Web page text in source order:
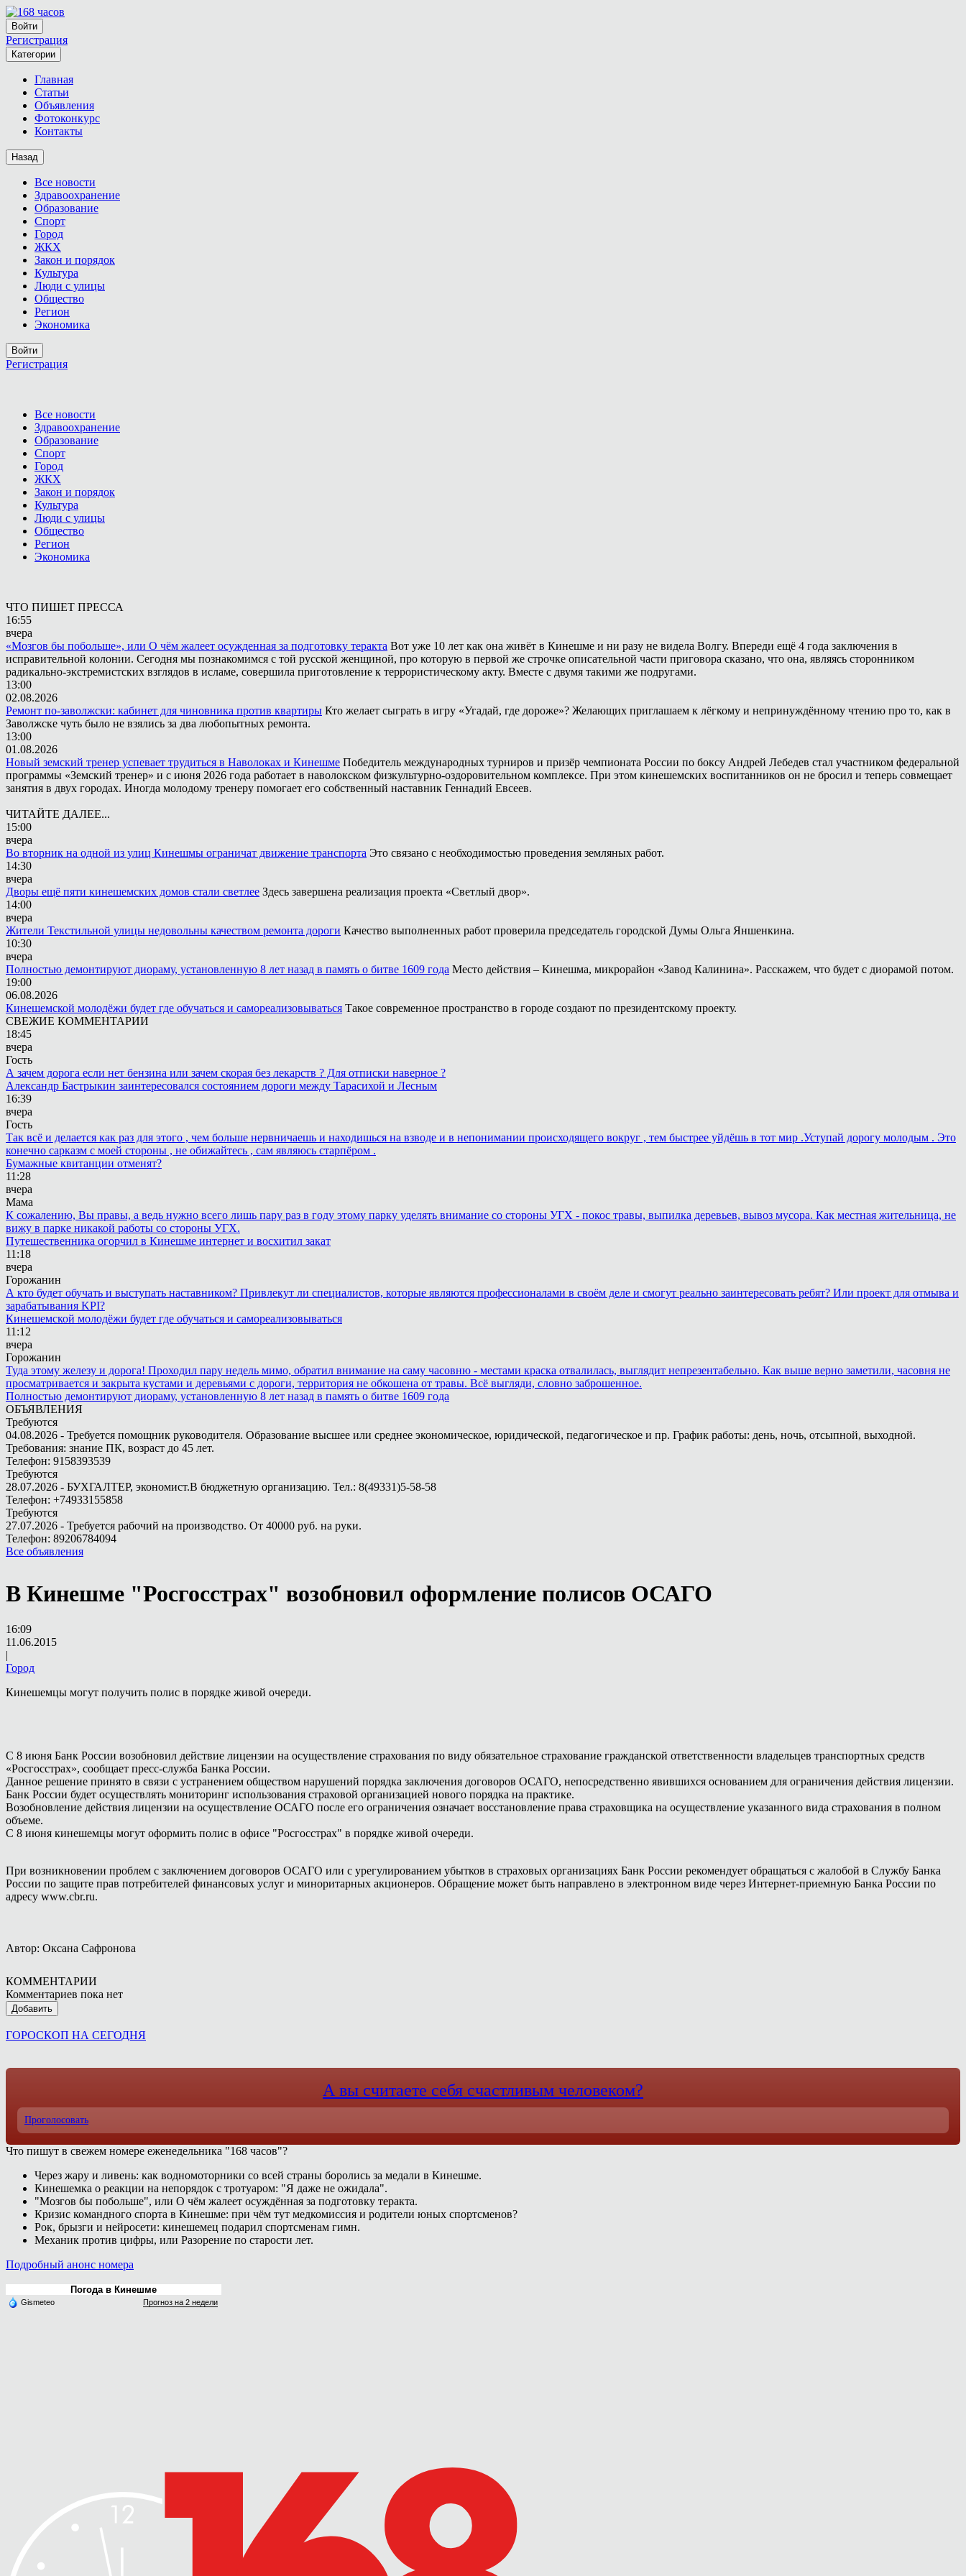
Войти
Регистрация
Категории
Главная
Статьи
Объявления
Фотоконкурс
Контакты
Назад
Все новости
Здравоохранение
Образование
Спорт
Город
ЖКХ
Закон и порядок
Культура
Люди с улицы
Общество
Регион
Экономика
Войти
Регистрация
Все новости
Здравоохранение
Образование
Спорт
Город
ЖКХ
Закон и порядок
Культура
Люди с улицы
Общество
Регион
Экономика
ЧТО ПИШЕТ ПРЕССА
16:55
вчера
«Мозгов бы побольше», или О чём жалеет осужденная за подготовку теракта Вот уже 10 лет как она живёт в Кинешме и ни разу не видела Волгу. Впереди ещё 4 года заключения в
исправительной колонии. Сегодня мы познакомимся с той русской женщиной, про которую в первой же строчке описательной части приговора сказано, что она, являясь сторонником
радикально-экстремистских взглядов в исламе, совершила приготовление к террористическому акту. Вместе с двумя такими же подругами.
13:00
02.08.2026
Ремонт по-заволжски: кабинет для чиновника против квартиры Кто желает сыграть в игру «Угадай, где дороже»? Желающих приглашаем к лёгкому и непринуждённому чтению про то, как в
Заволжске чуть было не взялись за два любопытных ремонта.
13:00
01.08.2026
Новый земский тренер успевает трудиться в Наволоках и Кинешме Победитель международных турниров и призёр чемпионата России по боксу Андрей Лебедев стал участником федеральной
программы «Земский тренер» и с июня 2026 года работает в наволокском физкультурно-оздоровительном комплексе. При этом кинешемских воспитанников он не бросил и теперь совмещает
занятия в двух городах. Иногда молодому тренеру помогает его собственный наставник Геннадий Евсеев.
ЧИТАЙТЕ ДАЛЕЕ...
15:00
вчера
Во вторник на одной из улиц Кинешмы ограничат движение транспорта Это связано с необходимостью проведения земляных работ.
14:30
вчера
Дворы ещё пяти кинешемских домов стали светлее Здесь завершена реализация проекта «Светлый двор».
14:00
вчера
Жители Текстильной улицы недовольны качеством ремонта дороги Качество выполненных работ проверила председатель городской Думы Ольга Яншенкина.
10:30
вчера
Полностью демонтируют диораму, установленную 8 лет назад в память о битве 1609 года Место действия – Кинешма, микрорайон «Завод Калинина». Расскажем, что будет с диорамой потом.
19:00
06.08.2026
Кинешемской молодёжи будет где обучаться и самореализовываться Такое современное пространство в городе создают по президентскому проекту.
СВЕЖИЕ КОММЕНТАРИИ
18:45
вчера
Гость
А зачем дорога если нет бензина или зачем скорая без лекарств ? Для отписки наверное ?
Александр Бастрыкин заинтересовался состоянием дороги между Тарасихой и Лесным
16:39
вчера
Гость
Так всё и делается как раз для этого , чем больше нервничаешь и находишься на взводе и в непонимании происходящего вокруг , тем быстрее уйдёшь в тот мир .Уступай дорогу молодым . Это
конечно сарказм с моей стороны , не обижайтесь , сам являюсь старпёром .
Бумажные квитанции отменят?
11:28
вчера
Мама
К сожалению, Вы правы, а ведь нужно всего лишь пару раз в году этому парку уделять внимание со стороны УГХ - покос травы, выпилка деревьев, вывоз мусора. Как местная жительница, не
вижу в парке никакой работы со стороны УГХ.
Путешественника огорчил в Кинешме интернет и восхитил закат
11:18
вчера
Горожанин
А кто будет обучать и выступать наставником? Привлекут ли специалистов, которые являются профессионалами в своём деле и смогут реально заинтересовать ребят? Или проект для отмыва и
зарабатывания KPI?
Кинешемской молодёжи будет где обучаться и самореализовываться
11:12
вчера
Горожанин
Туда этому железу и дорога! Проходил пару недель мимо, обратил внимание на саму часовню - местами краска отвалилась, выглядит непрезентабельно. Как выше верно заметили, часовня не
просматривается и закрыта кустами и деревьями с дороги, территория не обкошена от травы. Всё выгляди, словно заброшенное.
Полностью демонтируют диораму, установленную 8 лет назад в память о битве 1609 года
ОБЪЯВЛЕНИЯ
Требуются
04.08.2026 - Требуется помощник руководителя. Образование высшее или среднее экономическое, юридической, педагогическое и пр. График работы: день, ночь, отсыпной, выходной.
Требования: знание ПК, возраст до 45 лет.
Телефон: 9158393539
Требуются
28.07.2026 - БУХГАЛТЕР, экономист.В бюджетную организацию. Тел.: 8(49331)5-58-58
Телефон: +74933155858
Требуются
27.07.2026 - Требуется рабочий на производство. От 40000 руб. на руки.
Телефон: 89206784094
Все объявления
В Кинешме "Росгосстрах" возобновил оформление полисов ОСАГО
16:09
11.06.2015
|
Город
Кинешемцы могут получить полис в порядке живой очереди.
С 8 июня Банк России возобновил действие лицензии на осуществление страхования по виду обязательное страхование гражданской ответственности владельцев транспортных средств
«Росгосстрах», сообщает пресс-служба Банка России.
Данное решение принято в связи с устранением обществом нарушений порядка заключения договоров ОСАГО, непосредственно явившихся основанием для ограничения действия лицензии.
Банк России будет осуществлять мониторинг использования страховой организацией нового порядка на практике.
Возобновление действия лицензии на осуществление ОСАГО после его ограничения означает восстановление права страховщика на осуществление указанного вида страхования в полном
объеме.
С 8 июня кинешемцы могут оформить полис в офисе "Росгосстрах" в порядке живой очереди.
При возникновении проблем с заключением договоров ОСАГО или с урегулированием убытков в страховых организациях Банк России рекомендует обращаться с жалобой в Службу Банка
России по защите прав потребителей финансовых услуг и миноритарных акционеров. Обращение может быть направлено в электронном виде через Интернет-приемную Банка России по
адресу www.cbr.ru.
Автор: Оксана Сафронова
КОММЕНТАРИИ
Комментариев пока нет
Добавить
ГОРОСКОП НА СЕГОДНЯ
А вы считаете себя счастливым человеком?
Проголосовать
Что пишут в свежем номере еженедельника "168 часов"?
Через жару и ливень: как водномоторники со всей страны боролись за медали в Кинешме.
Кинешемка о реакции на непорядок с тротуаром: "Я даже не ожидала".
"Мозгов бы побольше", или О чём жалеет осуждённая за подготовку теракта.
Кризис командного спорта в Кинешме: при чём тут медкомиссия и родители юных спортсменов?
Рок, брызги и нейросети: кинешемец подарил спортсменам гимн.
Механик против цифры, или Разорение по старости лет.
Подробный анонс номера
Погода в Кинешме
Gismeteo Прогноз на 2 недели